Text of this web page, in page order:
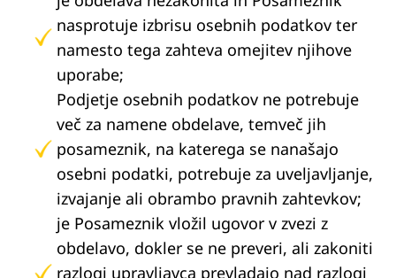
nasprotuje izbrisu osebnih podatkov ter
namesto tega zahteva omejitev njihove
uporabe;
Podjetje osebnih podatkov ne potrebuje
več za namene obdelave, temveč jih
posameznik, na katerega se nanašajo
osebni podatki, potrebuje za uveljavljanje,
izvajanje ali obrambo pravnih zahtevkov;
je Posameznik vložil ugovor v zvezi z
obdelavo, dokler se ne preveri, ali zakoniti
razlogi upravljavca prevladajo nad razlogi